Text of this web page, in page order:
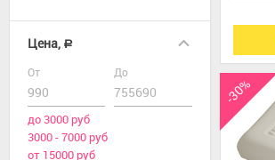
Цена, a
От До
до 3000 руб
3000 - 7000 руб
от 15000 руб
-30%